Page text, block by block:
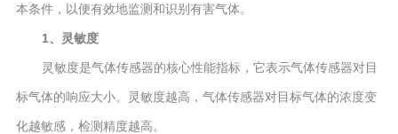
本条件，以便有效地监测和识别有害气体。
1、灵敏度
灵敏度是气体传感器的核心性能指标，它表示气体传感器对目
标气体的响应大小。灵敏度越高，气体传感器对目标气体的浓度变
化越敏感，检测精度越高。